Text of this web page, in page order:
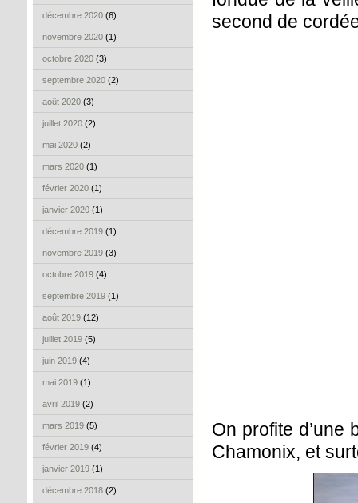
décembre 2020 (6)
novembre 2020 (1)
octobre 2020 (3)
septembre 2020 (2)
août 2020 (3)
juillet 2020 (2)
mai 2020 (2)
mars 2020 (1)
février 2020 (1)
janvier 2020 (1)
décembre 2019 (1)
novembre 2019 (3)
octobre 2019 (4)
septembre 2019 (1)
août 2019 (12)
juillet 2019 (5)
juin 2019 (4)
mai 2019 (1)
avril 2019 (2)
mars 2019 (5)
février 2019 (4)
janvier 2019 (1)
décembre 2018 (2)
second de
On profite d’une
Chamonix, et